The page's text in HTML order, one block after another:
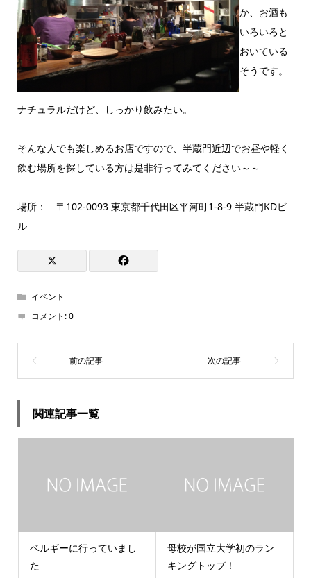
か、お酒も
いろいろと
おいている
そうです。
ナチュラルだけど、しっかり飲みたい。
そんな人でも楽しめるお店ですので、半蔵門近辺でお昼や軽く
飲む場所を探している方は是非行ってみてください～～
場所： 〒102-0093 東京都千代田区平河町1-8-9 半蔵門KDビ
ル
イベント
コメント:0
関連記事一覧
ベルギーに行っていまし
た
母校が国立大学初のラン
キングトップ！